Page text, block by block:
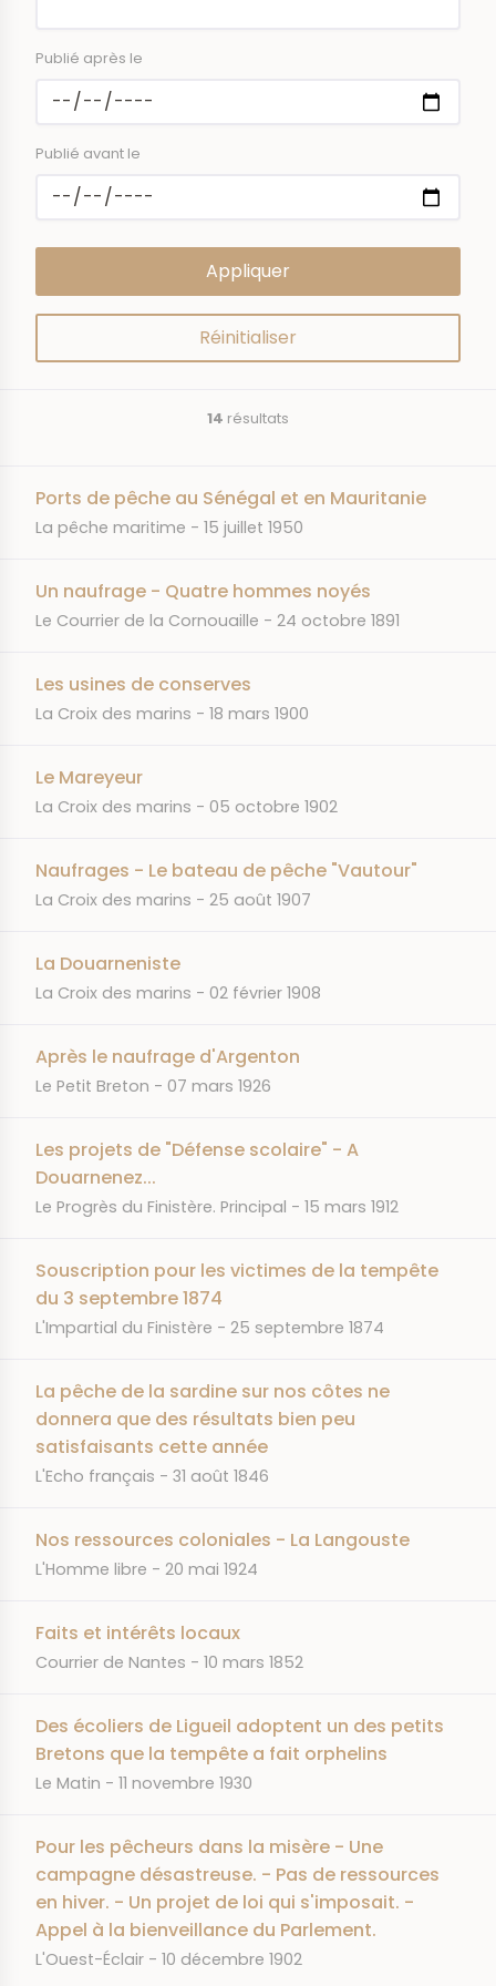
Publié après le
Publié avant le
14 résultats
Ports de pêche au Sénégal et en Mauritanie
JOURNAL
La pêche maritime DATE
15 juillet 1950
Un naufrage - Quatre hommes noyés
JOURNAL
Le Courrier de la Cornouaille DATE
24 octobre 1891
Les usines de conserves
JOURNAL
La Croix des marins DATE
18 mars 1900
Le Mareyeur
JOURNAL
La Croix des marins DATE
05 octobre 1902
Naufrages - Le bateau de pêche "Vautour"
JOURNAL
La Croix des marins DATE
25 août 1907
La Douarneniste
JOURNAL
La Croix des marins DATE
02 février 1908
Après le naufrage d'Argenton
JOURNAL
Le Petit Breton DATE
07 mars 1926
Les projets de "Défense scolaire" - A
Douarnenez...
JOURNAL
Le Progrès du Finistère. Principal DATE
15 mars 1912
Souscription pour les victimes de la tempête
du 3 septembre 1874
JOURNAL
L'Impartial du Finistère DATE
25 septembre 1874
La pêche de la sardine sur nos côtes ne
donnera que des résultats bien peu
satisfaisants cette année
JOURNAL
L'Echo français DATE
31 août 1846
Nos ressources coloniales - La Langouste
JOURNAL
L'Homme libre DATE
20 mai 1924
Faits et intérêts locaux
JOURNAL
Courrier de Nantes DATE
10 mars 1852
Des écoliers de Ligueil adoptent un des petits
Bretons que la tempête a fait orphelins
JOURNAL
Le Matin DATE
11 novembre 1930
Pour les pêcheurs dans la misère - Une
campagne désastreuse. - Pas de ressources
en hiver. - Un projet de loi qui s'imposait. -
Appel à la bienveillance du Parlement.
JOURNAL
L'Ouest-Éclair DATE
10 décembre 1902